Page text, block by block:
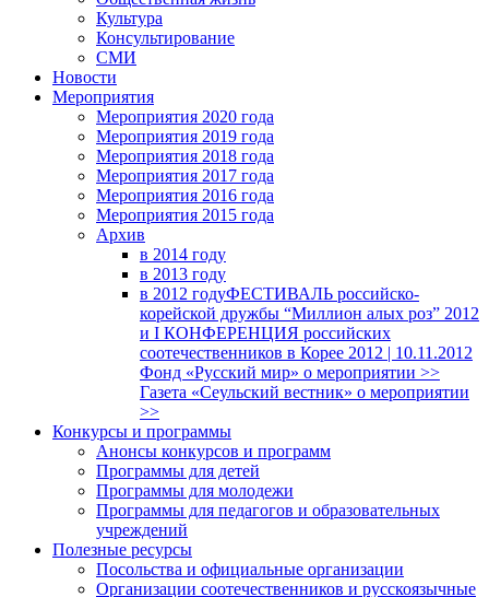
Культура
Консультирование
СМИ
Новости
Мероприятия
Мероприятия 2020 года
Мероприятия 2019 года
Мероприятия 2018 годa
Мероприятия 2017 года
Мероприятия 2016 года
Мероприятия 2015 года
Архив
в 2014 году
в 2013 году
в 2012 годуФЕСТИВАЛЬ российско-
корейской дружбы “Миллион алых роз” 2012
и I КОНФЕРЕНЦИЯ российских
соотечественников в Корее 2012 | 10.11.2012
Фонд «Русский мир» о мероприятии >>
Газета «Сеульский вестник» о мероприятии
>>
Конкурсы и программы
Анонсы конкурсов и программ
Программы для детей
Программы для молодежи
Программы для педагогов и образовательных
учреждений
Полезные ресурсы
Посольства и официальные организации
Организации соотечественников и русскоязычные